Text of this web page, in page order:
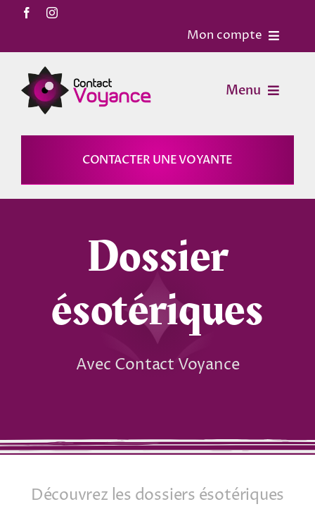
Passer
contenu
Mon compte
Mon Compte
Menu
Voyance
Horoscopes
Astrologie
Tarots
CONTACTER UNE VOYANTE
Dossier
ésotériques
Avec Contact Voyance
Découvrez les dossiers ésotériques